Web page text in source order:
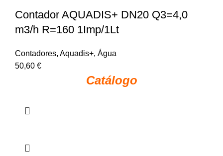
Contador AQUADIS+ DN20 Q3=4,0
m3/h R=160 1Imp/1Lt
Contadores, Aquadis+, Água
50,60 €
Catálogo